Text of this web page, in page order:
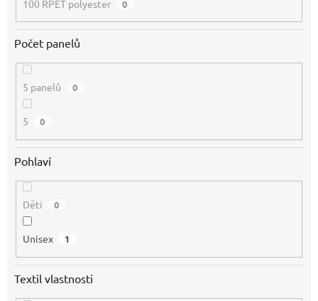
100 RPET polyester 0
Počet panelů
5 panelů 0
5 0
Pohlaví
Děti 0
Unisex 1
Textil vlastnosti